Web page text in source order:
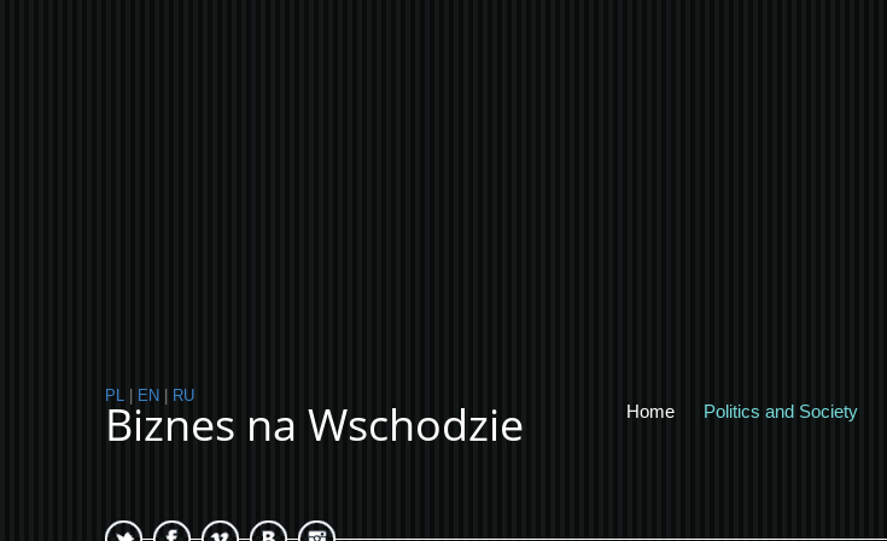
PL EN RU
Biznes na Wschodzie Home Politics and Society